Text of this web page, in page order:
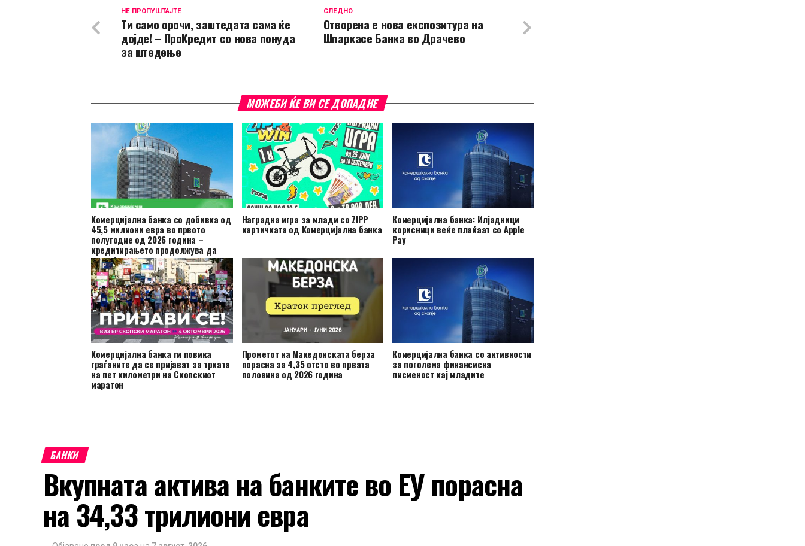
СЛЕДНО
Oтворена е нова експозитура на
Шпаркасе Банка во Драчево
НЕ ПРОПУШТАЈТЕ
Ти само орочи, заштедата сама ќе
дојде! – ПроКредит со нова понуда
за штедење
МОЖЕБИ ЌЕ ВИ СЕ ДОПАДНЕ
Комерцијална банка со добивка од
45,5 милиони евра во првото
полугодие од 2026 година –
кредитирањето продолжува да
расте!
Наградна игра за млади со ZIPP
картичката од Комерцијална банка
Комерцијална банка: Илјадници
корисници веќе плаќаат со Apple
Pay
Комерцијална банка ги повика
граѓаните да се пријават за трката
на пет километри на Скопскиот
маратон
Прометот на Македонската берза
порасна за 4,35 отсто во првата
половина од 2026 година
Комерцијална банка со активности
за поголема финансиска
писменост кај младите
БАНКИ
Вкупната актива на банките во ЕУ порасна
на 34,33 трилиони евра